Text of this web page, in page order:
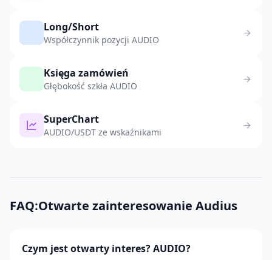
Long/Short
Współczynnik pozycji AUDIO
Księga zamówień
Głębokość szkła AUDIO
SuperChart
AUDIO/USDT ze wskaźnikami
FAQ:Otwarte zainteresowanie Audius
Czym jest otwarty interes? AUDIO?